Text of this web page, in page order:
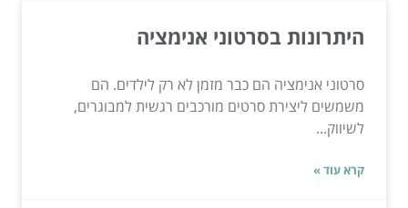
היתרונות בסרטוני אנימציה
סרטוני אנימציה הם כבר מזמן לא רק לילדים. הם
משמשים ליצירת סרטים מורכבים רגשית למבוגרים,
לשיווק...
קרא עוד »